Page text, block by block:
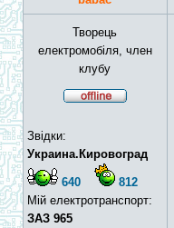
Творець
електромобіля, член
клубу
Звідки:
Украина.Кировоград
640
812
Мій електротранспорт:
ЗАЗ 965